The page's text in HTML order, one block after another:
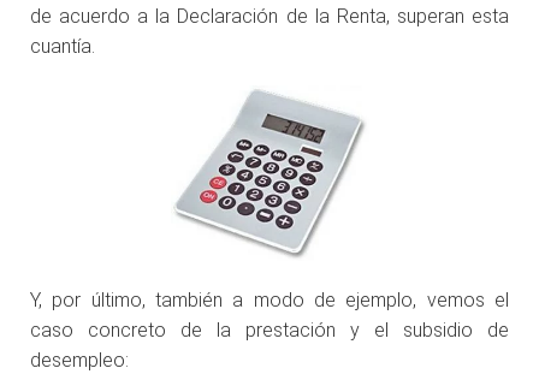
de acuerdo a la Declaración de la Renta, superan esta
cuantía.
Y, por último, también a modo de ejemplo, vemos el
caso concreto de la prestación y el subsidio de
desempleo: